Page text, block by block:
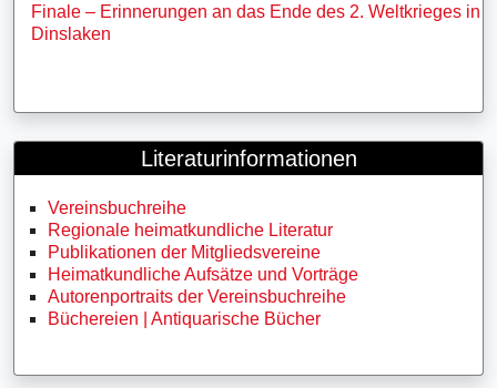
Finale – Erinnerungen an das Ende des 2. Weltkrieges in
Dinslaken
Literaturinformationen
Vereinsbuchreihe
Regionale heimatkundliche Literatur
Publikationen der Mitgliedsvereine
Heimatkundliche Aufsätze und Vorträge
Autorenportraits der Vereinsbuchreihe
Büchereien | Antiquarische Bücher